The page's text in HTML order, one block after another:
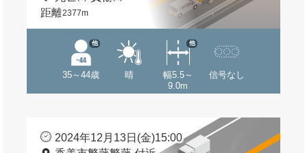
距離2377m
35～44歳
他
晴
幅5.5～
9.0m
他
信号なし
2024年12月13日(金)15:00